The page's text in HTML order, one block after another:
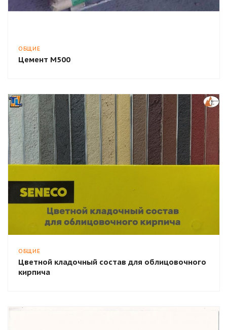
ОБЩИЕ
Цемент М500
ОБЩИЕ
Цветной кладочный состав для облицовочного
кирпича